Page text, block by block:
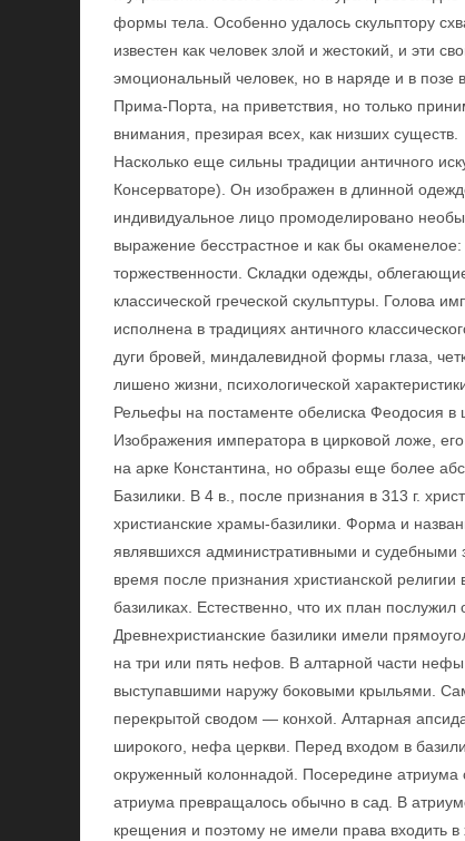
формы тела. Особенно удалось скульптору
известен как человек злой и жестокий, и эти
эмоциональный человек, но в наряде и в позе
Прима-Порта, на приветствия, но только
внимания, презирая всех, как низших существ.
Насколько еще сильны традиции античного
Консерваторе). Он изображен в длинной
индивидуальное лицо промоделировано
выражение бесстрастное и как бы
торжественности. Складки одежды,
классической греческой скульптуры. Голова
исполнена в традициях античного
дуги бровей, миндалевидной формы глаза,
лишено жизни, психологической
Рельефы на постаменте обелиска Феодосия в
Изображения императора в цирковой ложе,
на арке Константина, но образы еще более
Базилики. В 4 в., после признания в 313 г.
христианские храмы-базилики. Форма и
являвшихся административными и судебными
время после признания христианской
базиликах. Естественно, что их план
Древнехристианские базилики имели
на три или пять нефов. В алтарной части
выступавшими наружу боковыми крыльями.
перекрытой сводом — конхой. Алтарная
широкого, нефа церкви. Перед входом в
окруженный колоннадой. Посередине атриума
атриума превращалось обычно в сад. В
крещения и поэтому не имели права входить в